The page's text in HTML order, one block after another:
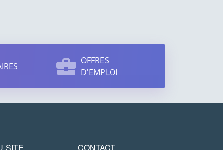
OFFRES
D'EMPLOI
SITE CONTACT